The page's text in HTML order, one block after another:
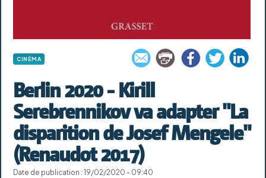
CINÉMA
Berlin 2020 - Kirill
Serebrennikov va adapter "La
disparition de Josef Mengele"
(Renaudot 2017)
Date de publication : 19/02/2020 - 09:40